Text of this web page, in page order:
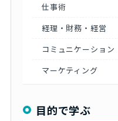
仕事術
経理・財務・経営
コミュニケーション
マーケティング
目的で学ぶ